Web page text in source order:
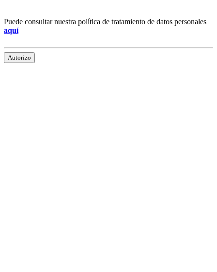
Puede consultar nuestra política de tratamiento de datos personales
aquí
Autorizo